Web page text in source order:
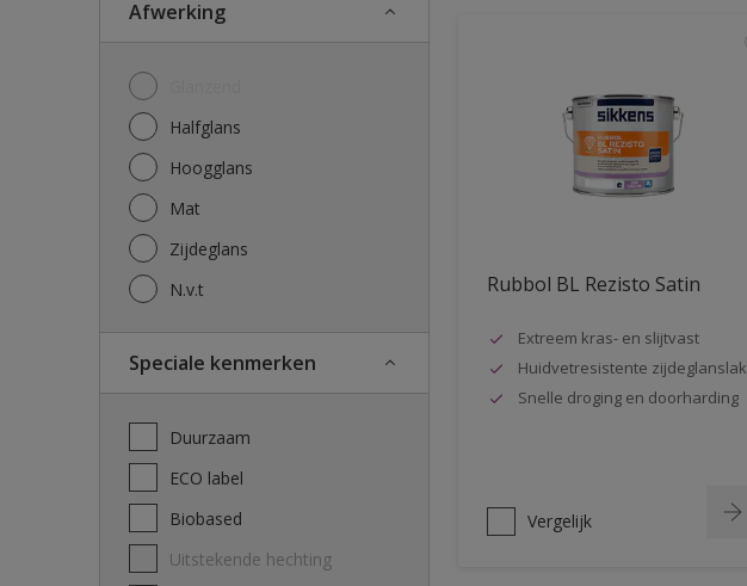
Afwerking
Halfglans
Hoogglans
Mat
Zijdeglans
N.v.t
Speciale kenmerken
Duurzaam
ECO label
Biobased
Uitstekende hechting
Rubbol BL Rezisto Satin
Extreem kras- en slijtvast
Huidvetresistente zijdeglanslak
Snelle droging en doorharding
Vergelijk